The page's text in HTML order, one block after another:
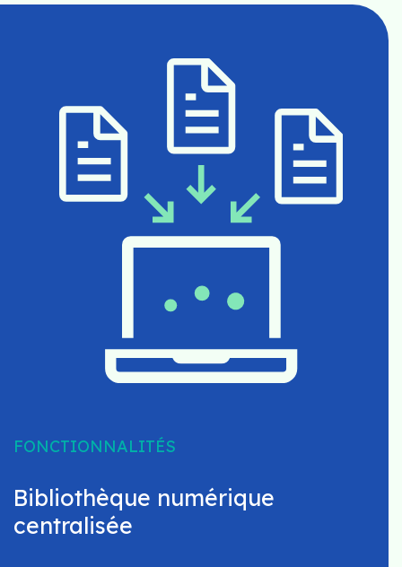
FONCTIONNALITÉS
Bibliothèque numérique
centralisée